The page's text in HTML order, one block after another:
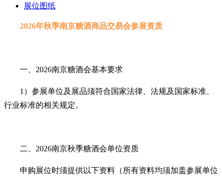
展位图纸
2026年秋季南京糖酒商品交易会参展资质
一、2026南京糖酒会基本要求
1）参展单位及展品须符合国家法律、法规及国家标准、
行业标准的相关规定。
二、2026南京秋季糖酒会单位资质
申购展位时须提供以下资料（所有资料均须加盖参展单位